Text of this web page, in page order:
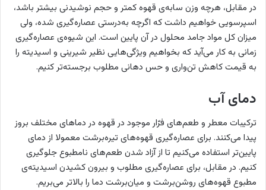
در مقابل، هرچه وزن سابه‌ی قهوه کمتر و حجم نوشیدنی بیشتر باشد،
اسپرسویی خواهیم داشت که اگرچه به‌درستی عصاره‌گیری شده، ولی
میزان کل مواد جامد محلول در آن پایین است. این شیوه‌ی عصاره‌گیری
زمانی به کار می‌آید که بخواهیم ویژگی‌هایی نظیر شیرینی و اسیدیته را
به قیمت کاهش تن‌واری و حس دهانی مطلوب برجسته‌تر کنیم.
دمای آب
ترکیبات معطر و طعم‌های فرّار موجود در قهوه در دماهای مختلف بروز
پیدا می‌کنند. برای عصاره‌گیری قهوه‌های تیره‌برشت معمولا از دمای
پایین‌تر استفاده می‌کنیم تا از آزاد شدن طعم‌های نامطبوع جلوگیری
کنیم. در مقابل، برای عصاره‌گیری مطلوب و بیرون کشیدن اسیدیته‌ی
مطبوع قهوه‌های روشن‌برشت و میان‌برشت دما را بالاتر می‌بریم.